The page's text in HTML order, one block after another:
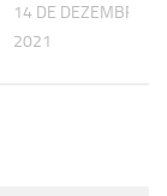
14 DE DEZEMBRO
2021